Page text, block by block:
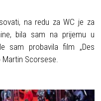
na redu za WC je za
bila sam na prijemu u
sam probavila film „Des
Scorsese.